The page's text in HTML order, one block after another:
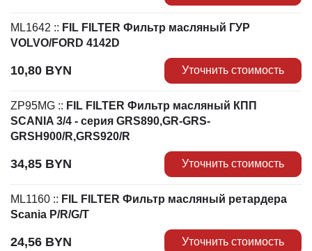
ML1642 :: FIL FILTER Фильтр масляный ГУР
VOLVO/FORD 4142D
10,80 BYN Уточнить стоимость
ZP95MG :: FIL FILTER Фильтр масляный КПП
SCANIA 3/4 - серия GRS890,GR-GRS-
GRSH900/R,GRS920/R
34,85 BYN Уточнить стоимость
ML1160 :: FIL FILTER Фильтр масляный ретардера
Scania P/R/G/T
24,56 BYN Уточнить стоимость